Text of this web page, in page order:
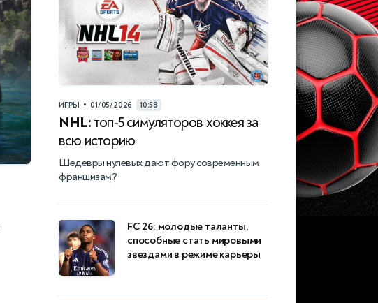
ИГРЫ • 01/05/2026 10:58
NHL:топ-5 симуляторов хоккея за
всю историю
Шедевры нулевых дают фору современным
франшизам?
FC 26: молодые таланты,
способные стать мировыми
звездами в режиме карьеры